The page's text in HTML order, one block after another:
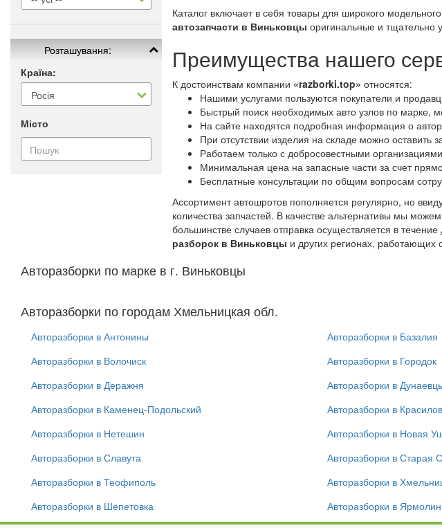
Розташування:
Країна:
Місто
Каталог включает в себя товары для широкого
автозапчасти в Виньковцы оригинальные и тщательно
Преимущества нашего
К достоинствам компании «razborki.top» относятся:
Нашими услугами пользуются покупатели и
Быстрый поиск необходимых авто узлов по марке,
На сайте находятся подробная информация о
При отсутствии изделия на складе можно оставить
Работаем только с добросовестными
Минимальная цена на запасные части за счет
Бесплатные консультации по общим вопросам
Ассортимент автошротов пополняется регулярно, но
количества запчастей. В качестве альтернативы мы
большинстве случаев отправка осуществляется в
разборок в Виньковцы и других регионах, работающих
Авторазборки по марке в г. Виньковцы
Авторазборки по городам Хмельницкая обл.
Авторазборки в Антонины Авторазборки в Базалия
Авторазборки в Волочиск
Авторазборки в Городок
Авторазборки в Деражня
Авторазборки в
Авторазборки в Каменец-Подольский
Авторазборки в Красилов
Авторазборки в Нетешин
Авторазборки в Новая
Авторазборки в Славута
Авторазборки в Старая
Авторазборки в Теофиполь
Авторазборки в
Авторазборки в Шепетовка
Авторазборки в